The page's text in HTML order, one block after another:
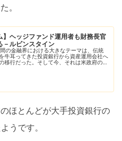
。
】ヘッジファンド運用者も財務長官
－ルビンスタイン
の金融界における大きなテーマは、伝統
牛耳ってきた投資銀行から資産運用会社へ
移行だった。そして今、それは米政府の要
ほとんどが大手投資銀行の
うです。